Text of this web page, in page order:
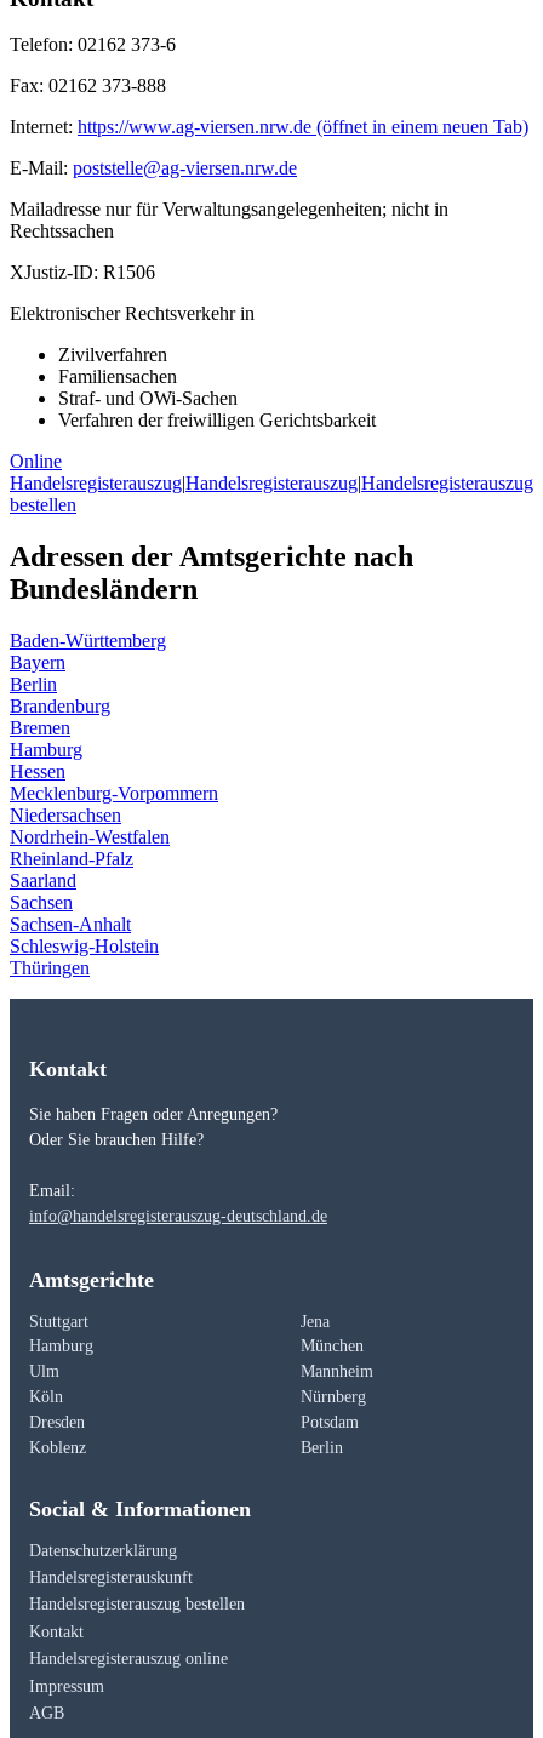
Telefon: 02162 373-6
Fax: 02162 373-888
Internet: https://www.ag-viersen.nrw.de (öffnet in einem neuen Tab)
E-Mail: poststelle@ag-viersen.nrw.de
Mailadresse nur für Verwaltungsangelegenheiten; nicht in
Rechtssachen
XJustiz-ID: R1506
Elektronischer Rechtsverkehr in
Zivilverfahren
Familiensachen
Straf- und OWi-Sachen
Verfahren der freiwilligen Gerichtsbarkeit
Online
Handelsregisterauszug|Handelsregisterauszug|Handelsregisterauszug
bestellen
Adressen der Amtsgerichte nach
Bundesländern
Baden-Württemberg
Bayern
Berlin
Brandenburg
Bremen
Hamburg
Hessen
Mecklenburg-Vorpommern
Niedersachsen
Nordrhein-Westfalen
Rheinland-Pfalz
Saarland
Sachsen
Sachsen-Anhalt
Schleswig-Holstein
Thüringen
Kontakt
Sie haben Fragen oder Anregungen?
Oder Sie brauchen Hilfe?
Email:
info@handelsregisterauszug-deutschland.de
Amtsgerichte
Stuttgart
Jena
Hamburg
München
Ulm
Mannheim
Köln
Nürnberg
Dresden
Potsdam
Koblenz
Berlin
Social & Informationen
Datenschutzerklärung
Handelsregisterauskunft
Handelsregisterauszug bestellen
Kontakt
Handelsregisterauszug online
Impressum
AGB